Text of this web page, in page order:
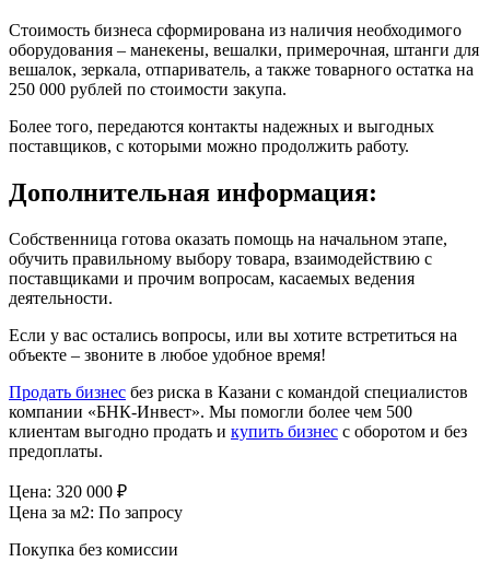
Стоимость бизнеса сформирована из наличия необходимого
оборудования – манекены, вешалки, примерочная, штанги для
вешалок, зеркала, отпариватель, а также товарного остатка на
250 000 рублей по стоимости закупа.
Более того, передаются контакты надежных и выгодных
поставщиков, с которыми можно продолжить работу.
Дополнительная информация:
Собственница готова оказать помощь на начальном этапе,
обучить правильному выбору товара, взаимодействию с
поставщиками и прочим вопросам, касаемых ведения
деятельности.
Если у вас остались вопросы, или вы хотите встретиться на
объекте – звоните в любое удобное время!
Продать бизнес без риска в Казани с командой специалистов
компании «БНК-Инвест». Мы помогли более чем 500
клиентам выгодно продать и купить бизнес с оборотом и без
предоплаты.
Цена: 320 000 ₽
Цена за м2: По запросу
Покупка без комиссии